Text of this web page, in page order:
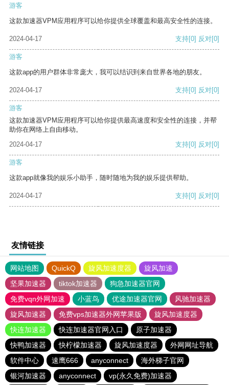
游客
这款加速器VPM应用程序可以给你提供全球覆盖和最高安全性的连接。
2024-04-17 支持[0] 反对[0]
游客
这款app的用户群体非常庞大，我可以结识到来自世界各地的朋友。
2024-04-17 支持[0] 反对[0]
游客
这款加速器VPM应用程序可以给你提供最高速度和安全性的连接，并帮
助你在网络上自由移动。
2024-04-17
支持[0] 反对[0]
游客
这款app就像我的娱乐小助手，随时随地为我的娱乐提供帮助。
2024-04-17 支持[0] 反对[0]
友情链接
网站地图 QuickQ 旋风加速度器
旋风加速
坚果加速器
tiktok加速器
狗急加速器官网
免费vqn外网加速
小蓝鸟 优途加速器官网
风驰加速器
旋风加速器
免费vps加速器外网苹果版
旋风加速度器
快连加速器
快连加速器官网入口
原子加速器
快鸭加速器
快柠檬加速器 旋风加速度器
外网网址导航
软件中心
速鹰666 anyconnect
海外梯子官网
银河加速器
anyconnect vp(永久免费)加速器